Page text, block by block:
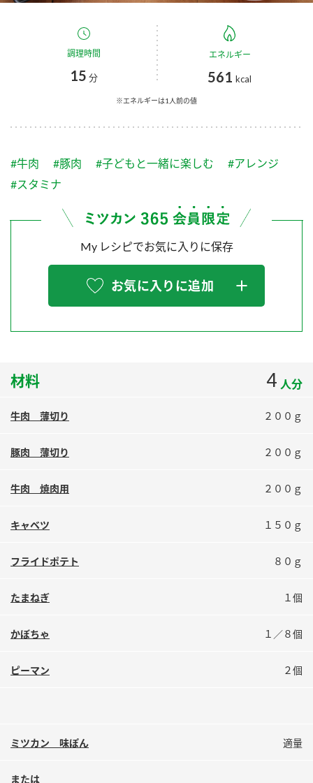
スープ 中華
炊き込みご飯の素 米飯用調味液
カンタン酢
お酢ドリンク
かおりの蔵
つゆ
鍋なび
納豆のサイト
お酢を知ろう！
ぽん酢サワー
ミツカンのCM
国内事業概要
ミツカングループについて
企業理念
ミツカンを知る
水の文化センター（アーカイブ）
ZENB initiative
MIM（ミツカンミュージアム）
お客様相談センター
お客様の声をいかしました
販売終了製品のご案内
よくあるご質問
地図から取り扱い店舗を探す
検索
業務用サイト 製造所固有記号一覧
調理時間
15 分
エネルギー
561 kcal
※エネルギーは1人前の値
#牛肉 #豚肉 #子どもと一緒に楽しむ
#アレンジ
#スタミナ
My レシピでお気に入りに保存
お気に入りに追加
材料 4 人分
牛肉 薄切り ２００ｇ
豚肉 薄切り ２００ｇ
牛肉 焼肉用 ２００ｇ
キャベツ １５０ｇ
フライドポテト ８０ｇ
たまねぎ １個
かぼちゃ １／８個
ピーマン ２個
ミツカン 味ぽん 適量
または